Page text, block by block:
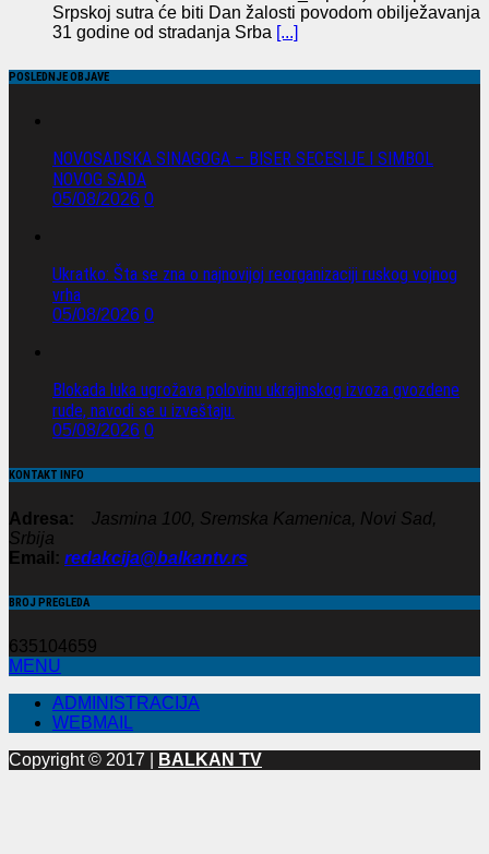
Srpskoj sutra će biti Dan žalosti povodom obilježavanja
31 godine od stradanja Srba [...]
POSLEDNJE OBJAVE
NOVOSADSKA SINAGOGA – BISER SECESIJE I SIMBOL
NOVOG SADA
05/08/2026 0
Ukratko: Šta se zna o najnovijoj reorganizaciji ruskog vojnog
vrha
05/08/2026 0
Blokada luka ugrožava polovinu ukrajinskog izvoza gvozdene
rude, navodi se u izveštaju.
05/08/2026 0
KONTAKT INFO
Adresa:
Jasmina 100, Sremska Kamenica, Novi Sad,
Srbija
Email: redakcija@balkantv.rs
BROJ PREGLEDA
635104659
MENU
ADMINISTRACIJA
WEBMAIL
Copyright © 2017 |
BALKAN TV